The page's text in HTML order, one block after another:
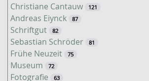
Christiane Cantauw 121
Andreas Eiynck 87
Schriftgut 82
Sebastian Schröder 81
Frühe Neuzeit 75
Museum 72
Fotografie 63